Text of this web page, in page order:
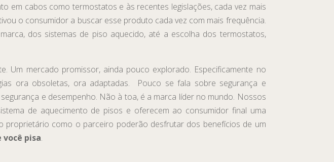
em cabos como termostatos e às recentes legislações, cada vez mais
o consumidor a buscar esse produto cada vez com mais frequência.
dos sistemas de piso aquecido, até a escolha dos termostatos,
Um mercado promissor, ainda pouco explorado. Especificamente no
ora obsoletas, ora adaptadas. Pouco se fala sobre segurança e
e desempenho. Não à toa, é a marca líder no mundo. Nossos
de aquecimento de pisos e oferecem ao consumidor final uma
proprietário como o parceiro poderão desfrutar dos benefícios de um
você pisa.